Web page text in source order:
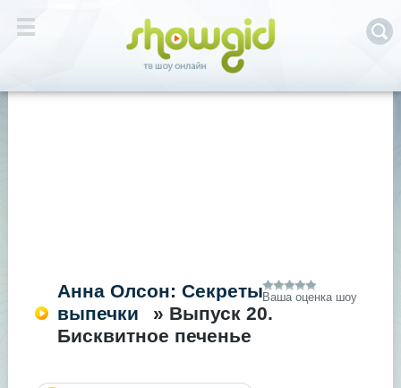
Анна Олсон: Секреты
выпечки
» Выпуск 20.
Бисквитное печенье
Ваша оценка шоу